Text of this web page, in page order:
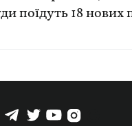
поїдуть 18 нових